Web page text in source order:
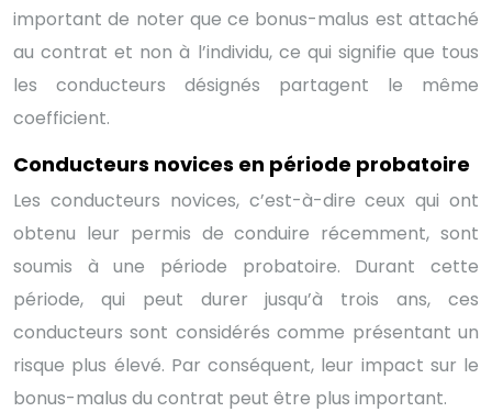
important de noter que ce bonus-malus est attaché
au contrat et non à l’individu, ce qui signifie que tous
les conducteurs désignés partagent le même
coefficient.
Conducteurs novices en période probatoire
Les conducteurs novices, c’est-à-dire ceux qui ont
obtenu leur permis de conduire récemment, sont
soumis à une période probatoire. Durant cette
période, qui peut durer jusqu’à trois ans, ces
conducteurs sont considérés comme présentant un
risque plus élevé. Par conséquent, leur impact sur le
bonus-malus du contrat peut être plus important.